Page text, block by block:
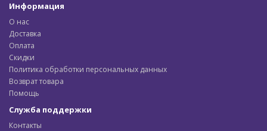
Информация
О нас
Доставка
Оплата
Скидки
Политика обработки персональных данных
Возврат товара
Помощь
Служба поддержки
Контакты